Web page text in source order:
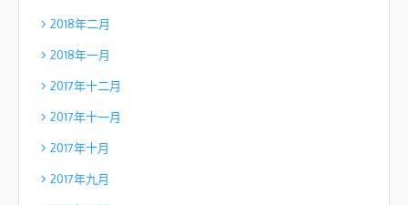
2018年二月
2018年一月
2017年十二月
2017年十一月
2017年十月
2017年九月